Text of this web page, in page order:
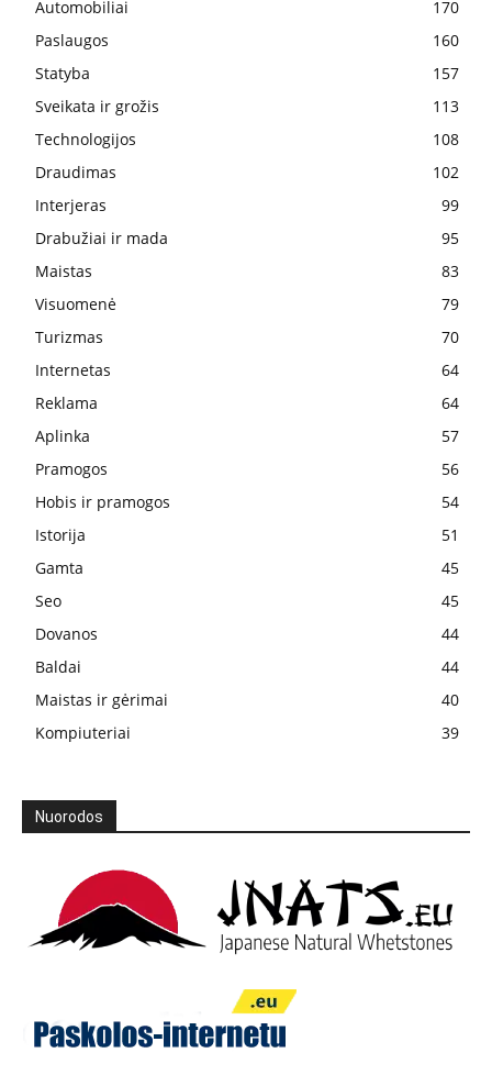
Automobiliai
170
Paslaugos
160
Statyba
157
Sveikata ir grožis
113
Technologijos
108
Draudimas
102
Interjeras
99
Drabužiai ir mada
95
Maistas
83
Visuomenė
79
Turizmas
70
Internetas
64
Reklama
64
Aplinka
57
Pramogos
56
Hobis ir pramogos
54
Istorija
51
Gamta
45
Seo
45
Dovanos
44
Baldai
44
Maistas ir gėrimai
40
Kompiuteriai
39
Nuorodos